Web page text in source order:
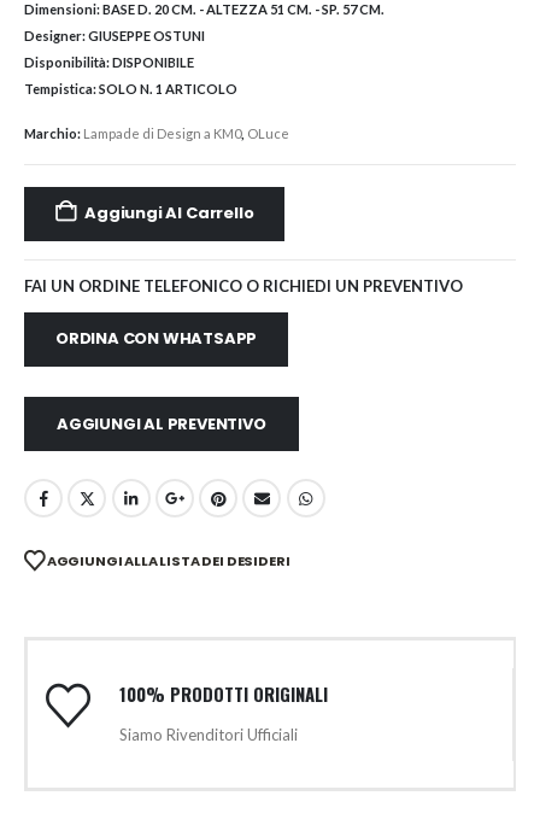
Dimensioni:BASE D. 20 CM. - ALTEZZA 51 CM. - SP. 57 CM.
Designer:GIUSEPPE OSTUNI
Disponibilità:DISPONIBILE
Tempistica:SOLO N. 1 ARTICOLO
Marchio: Lampade di Design a KM0, OLuce
Aggiungi Al Carrello
FAI UN ORDINE TELEFONICO O RICHIEDI UN PREVENTIVO
ORDINA CON WHATSAPP
AGGIUNGI AL PREVENTIVO
AGGIUNGI ALLA LISTA DEI DESIDERI
100% PRODOTTI ORIGINALI
Siamo Rivenditori Ufficiali